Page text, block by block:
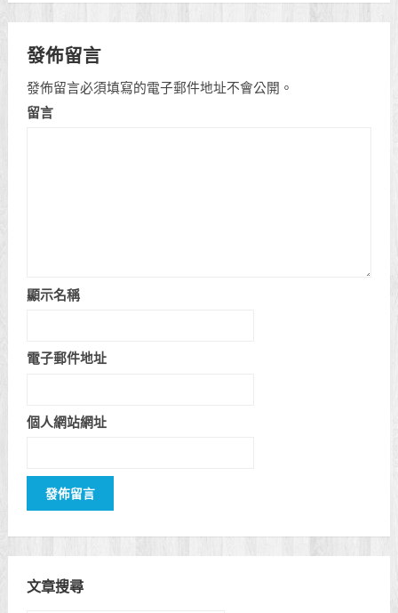
發佈留言
發佈留言必須填寫的電子郵件地址不會公開。
留言
顯示名稱
電子郵件地址
個人網站網址
文章搜尋